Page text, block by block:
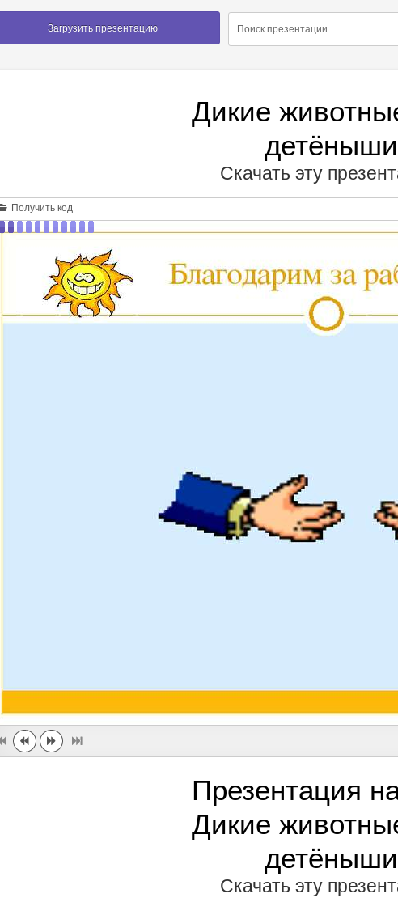
Загрузить презентацию
Дикие
детёныши
Скачать эту
Получить код
Презентация
Дикие
детёныши
Скачать эту